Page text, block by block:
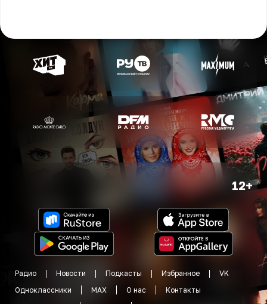
12+
Радио Новости Подкасты Избранное
VK
Одноклассники
MAX О нас
Контакты